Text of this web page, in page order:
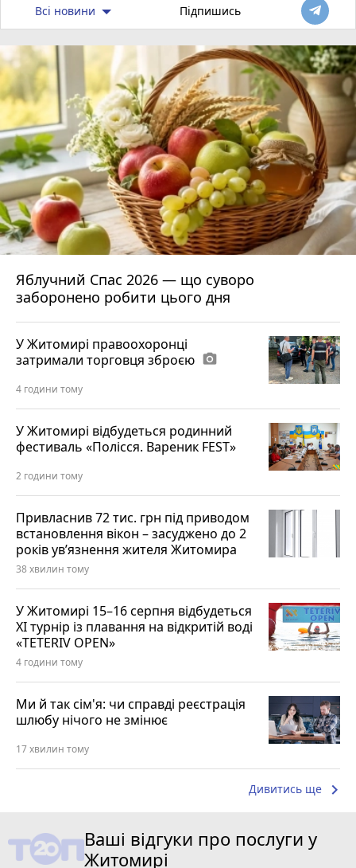
Всі новини Підпишись
Яблучний Спас 2026 — що суворо
заборонено робити цього дня
У Житомирі правоохоронці
затримали торговця зброєю photo_camera
4 години тому
У Житомирі відбудеться родинний
фестиваль «Полісся. Вареник FEST»
2 години тому
Привласнив 72 тис. грн під приводом
встановлення вікон – засуджено до 2
років ув’язнення жителя Житомира
38 хвилин тому
У Житомирі 15–16 серпня відбудеться
XI турнір із плавання на відкритій воді
«TETERIV OPEN»
4 години тому
Ми й так сім'я: чи справді реєстрація
шлюбу нічого не змінює
17 хвилин тому
Дивитись ще keyboard_arrow_right
Ваші відгуки про послуги у
Житомирі